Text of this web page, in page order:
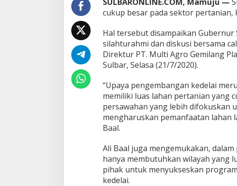
cukup besar pada sektor pertanian,
Hal tersebut disampaikan
silahturahmi dan diskusi bersama
Direktur PT. Multi Agro Gemilang
Sulbar, Selasa (21/7/2020).
“Upaya pengembangan kedelai
memiliki luas lahan pertanian yang
persawahan yang lebih difokuskan
mengharuskan pemanfaatan lahan
Baal.
Ali Baal juga mengemukakan,
hanya membutuhkan wilayah yang
pihak untuk menyukseskan
kedelai.